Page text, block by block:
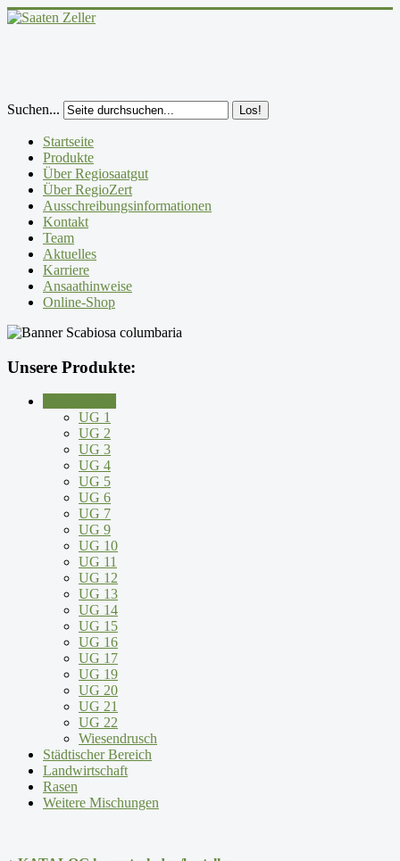
Suchen... Los!
Startseite
Produkte
Über Regiosaatgut
Über RegioZert
Ausschreibungsinformationen
Kontakt
Team
Aktuelles
Karriere
Ansaathinweise
Online-Shop
Unsere Produkte:
UG 1
UG 2
UG 3
UG 4
UG 5
UG 6
UG 7
UG 9
UG 10
UG 11
UG 12
UG 13
UG 14
UG 15
UG 16
UG 17
UG 19
UG 20
UG 21
UG 22
Wiesendrusch
Städtischer Bereich
Landwirtschaft
Rasen
Weitere Mischungen